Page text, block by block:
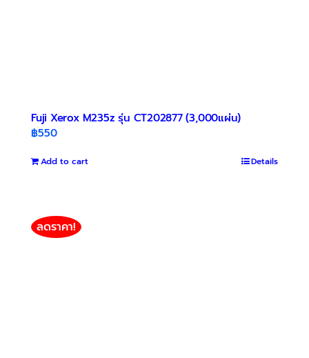
Fuji Xerox M235z รุ่น CT202877 (3,000แผ่น)
฿550
Add to cart Details
ลดราคา!